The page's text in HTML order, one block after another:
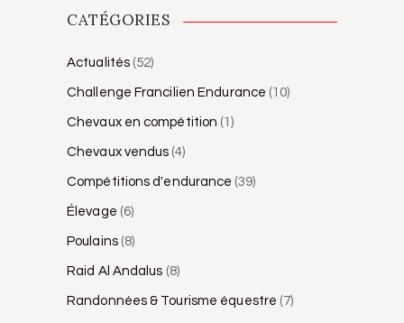
CATÉGORIES
Actualités (52)
Challenge Francilien Endurance (10)
Chevaux en compétition (1)
Chevaux vendus (4)
Compétitions d'endurance (39)
Élevage (6)
Poulains(8)
Raid Al Andalus (8)
Randonnées & Tourisme équestre (7)